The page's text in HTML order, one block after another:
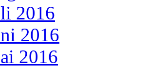
2016
2016
2016